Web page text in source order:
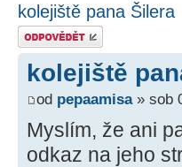
kolejiště pana Šilera
Odeslat odpověď
kolejiště
od pepaamisa» sob
Myslím, že ani
odkaz na jeho